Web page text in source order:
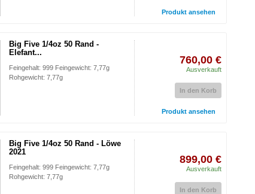
Produkt ansehen
Big Five 1/4oz 50 Rand -
Elefant...
Feingehalt: 999 Feingewicht: 7,77g
Rohgewicht: 7,77g
760,00 €
Ausverkauft
In den Korb
Produkt ansehen
Big Five 1/4oz 50 Rand - Löwe
2021
Feingehalt: 999 Feingewicht: 7,77g
Rohgewicht: 7,77g
899,00 €
Ausverkauft
In den Korb